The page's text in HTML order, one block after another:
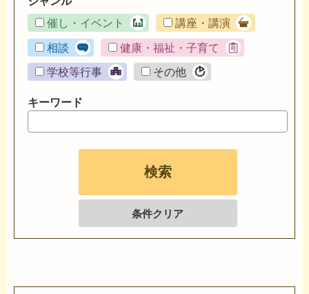
催し・イベント
講座・講演
相談 健康・福祉・子育て
学校等行事 その他
キーワード
条件クリア